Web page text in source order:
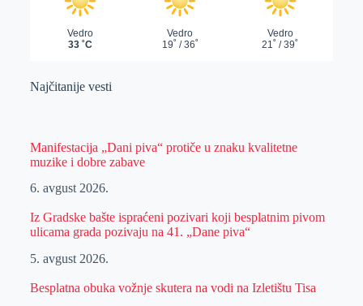
Najčitanije vesti
Manifestacija „Dani piva“ protiče u znaku kvalitetne
muzike i dobre zabave
6. avgust 2026.
Iz Gradske bašte ispraćeni pozivari koji besplatnim pivom
ulicama grada pozivaju na 41. „Dane piva“
5. avgust 2026.
Besplatna obuka vožnje skutera na vodi na Izletištu Tisa